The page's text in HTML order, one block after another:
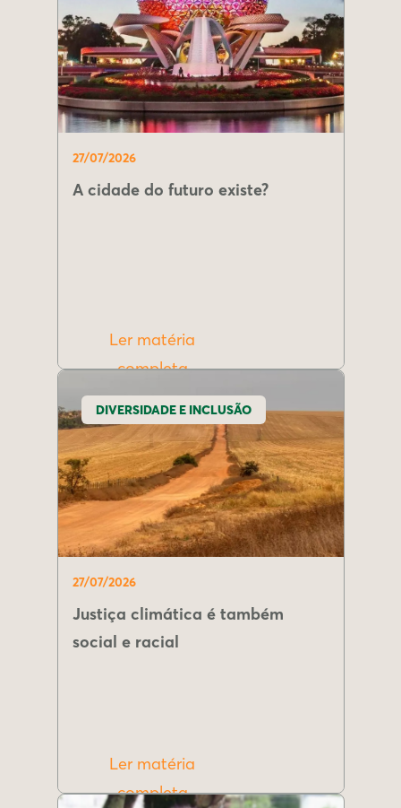
27/07/2026
A cidade do futuro existe?
Ler matéria
completa
DIVERSIDADE E INCLUSÃO
27/07/2026
Justiça climática é também
social e racial
Ler matéria
completa